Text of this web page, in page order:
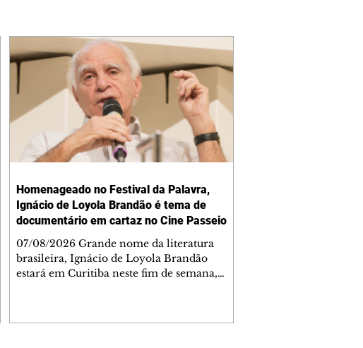
Homenageado no Festival da Palavra,
Ignácio de Loyola Brandão é tema de
documentário em cartaz no Cine Passeio
07/08/2026 Grande nome da literatura
brasileira, Ignácio de Loyola Brandão
estará em Curitiba neste fim de semana,